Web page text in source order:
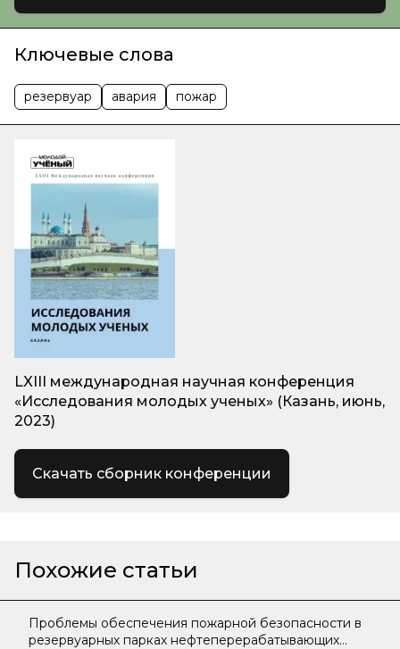
Ключевые слова
резервуар авария пожар
LXIII международная научная конференция
«Исследования молодых ученых» (Казань, июнь,
2023)
Скачать сборник конференции
Похожие статьи
Проблемы обеспечения пожарной безопасности в
резервуарных парках нефтеперерабатывающих